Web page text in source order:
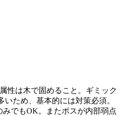
性は木で固めること。ギミック
ため、基本的には対策必須。
でもOK。またボスが内部弱点